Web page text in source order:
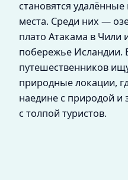
становятся
места. Среди них —
плато Атакама в Чили
побережье Исландии.
путешественников
природные локации,
наедине с природой и
с толпой туристов.